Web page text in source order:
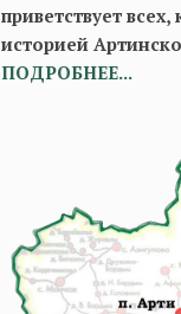
приветствует
историей
ПОДРОБНЕЕ...